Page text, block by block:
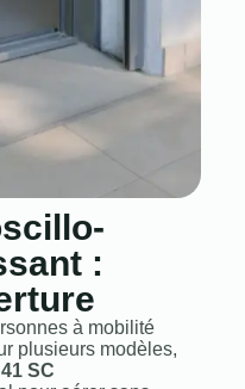
:
à mobilité
plusieurs modèles,
SC